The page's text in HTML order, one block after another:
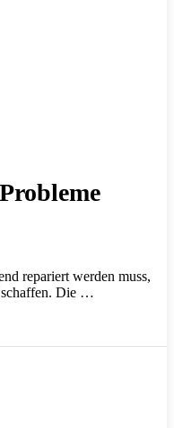
repariert werden muss,
schaffen. Die …